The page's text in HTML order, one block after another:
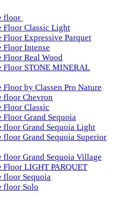
floor
Floor Classic Light
Floor Expressive Parquet
Floor Intense
Floor Real Wood
Floor STONE MINERAL
by Classen Pro Nature
floor Chevron
Floor Classic
Floor Grand Sequoia
floor Grand Sequoia Light
floor Grand Sequoia Superior
floor Grand Sequoia Village
Floor LIGHT PARQUET
floor Sequoia
floor Solo